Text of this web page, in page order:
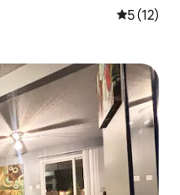
Средна
5 (12)